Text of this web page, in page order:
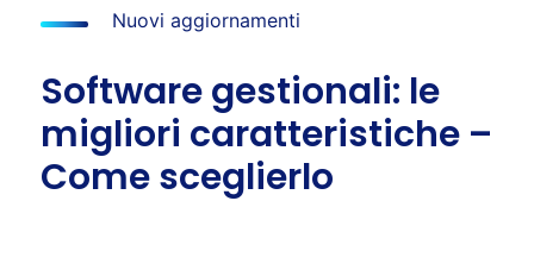
Nuovi aggiornamenti
Software gestionali: le
migliori caratteristiche –
Come sceglierlo